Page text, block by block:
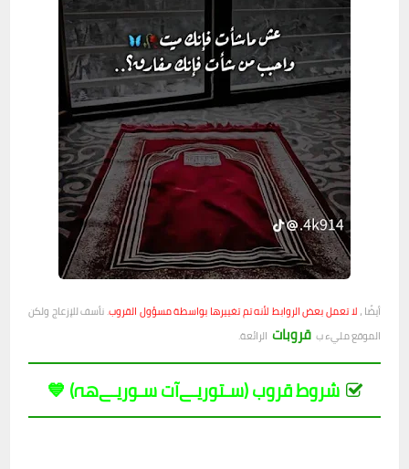
أيضًا ، لا تعمل بعض الروابط لأنه تم تغييرها بواسطة مسؤول القروب. نأسف للإزعاج ولكن
الموقع مليء ب قروبات الرائعة.
شروط قروب (سـتوريـﮯآت سـوريـﮯ‏‏هہ) 💙